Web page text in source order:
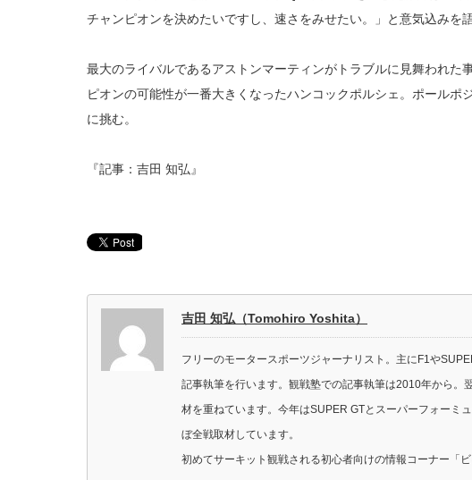
チャンピオンを決めたいですし、速さをみせたい。」と意気込みを語
最大のライバルであるアストンマーティンがトラブルに見舞われた
ピオンの可能性が一番大きくなったハンコックポルシェ。ポールポ
に挑む。
『記事：吉田 知弘』
吉田 知弘（Tomohiro Yoshita）
フリーのモータースポーツジャーナリスト。主にF1や
記事執筆を行います。観戦塾での記事執筆は2010年から。
材を重ねています。今年はSUPER GTとスーパーフォーミ
ぼ全戦取材しています。
初めてサーキット観戦される初心者向けの情報コーナー「ビ